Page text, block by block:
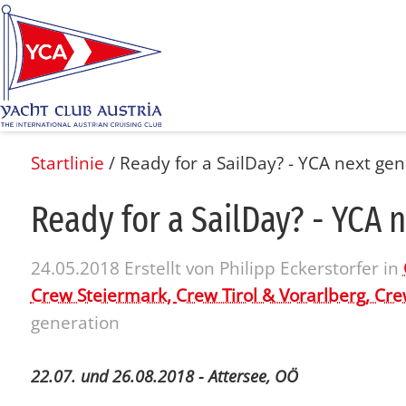
Startlinie / Ready for a SailDay? - YCA next
Re­a­dy for a SailDay? - YCA
24.05.2018 Erstellt von Philipp Eckerstorfer in
Crew Steiermark, Crew Tirol & Vorarlberg,
generation
22.07. und 26.08.2018 - Attersee, OÖ